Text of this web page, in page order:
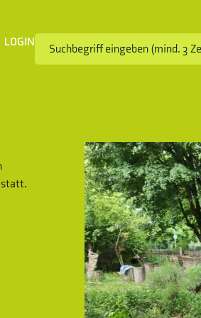
LOGIN
statt.